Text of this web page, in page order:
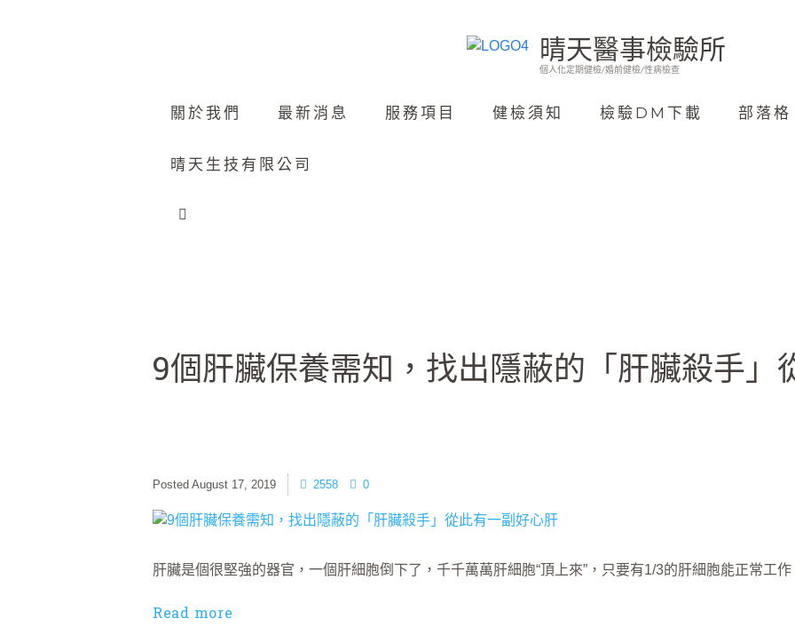
晴天醫事檢驗所
個人化定期健檢/婚前健檢/性病檢查
關於我們 最新消息 服務項目 健檢須知 檢驗DM下載 部落格
晴天生技有限公司
9個肝臟保養需知，找出隱蔽的「肝臟殺手」
August 17, 2019 2558 0
肝臟是個很堅強的器官，一個肝細胞倒下了，千千萬萬肝細胞“頂上來”，只要有1/3的肝細胞能正常工
Read more